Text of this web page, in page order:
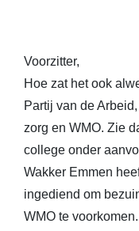
Voorzitter,
Hoe zat het ook
Partij van de
zorg en WMO. Zie
college onder
Wakker Emmen
ingediend om
WMO te